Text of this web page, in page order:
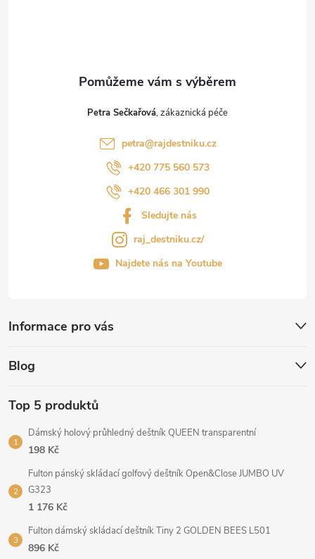
Informace pro vás
Blog
Top 5 produktů
Dámský holový průhledný deštník QUEEN transparentní
198 Kč
Fulton pánský skládací golfový deštník Open&Close JUMBO UV
G323
1 176 Kč
Fulton dámský skládací deštník Tiny 2 GOLDEN BEES L501
896 Kč
Petra Sečkařová
petra@rajdestniku.cz
+420 775 560 573
+420 466 301 990
Sledujte nás
raj_destniku.cz/
Najdete nás na Youtube